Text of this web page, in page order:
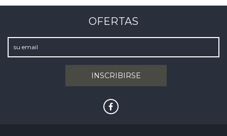
OFERTAS